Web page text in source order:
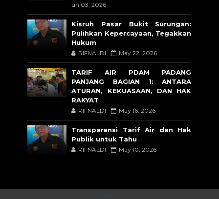
un 03, 2026
Kisruh Pasar Bukit Surungan:
Pulihkan Kepercayaan, Tegakkan
Hukum
RIFNALDI May 22, 2026
TARIF AIR PDAM PADANG
PANJANG BAGIAN 1: ANTARA
ATURAN, KEKUASAAN, DAN HAK
RAKYAT
RIFNALDI May 16, 2026
Transparansi Tarif Air dan Hak
Publik untuk Tahu
RIFNALDI May 10, 2026